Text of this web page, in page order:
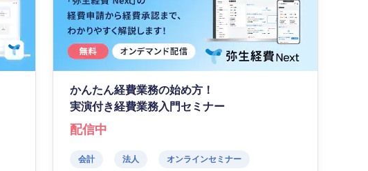
かんたん経費業務の始め方！
実演付き経費業務入門セミナー
配信中
会計 法人 オンラインセミナー